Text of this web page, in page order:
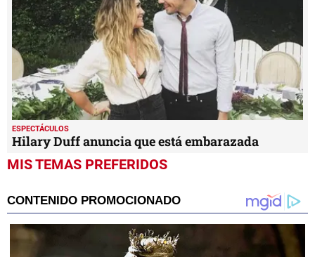
ESPECTÁCULOS
Hilary Duff anuncia que está embarazada
MIS TEMAS PREFERIDOS